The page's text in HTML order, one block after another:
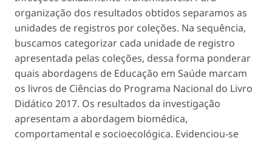
organização dos resultados obtidos separamos as
unidades de registros por coleções. Na sequência,
buscamos categorizar cada unidade de registro
apresentada pelas coleções, dessa forma ponderar
quais abordagens de Educação em Saúde marcam
os livros de Ciências do Programa Nacional do Livro
Didático 2017. Os resultados da investigação
apresentam a abordagem biomédica,
comportamental e socioecológica. Evidenciou-se